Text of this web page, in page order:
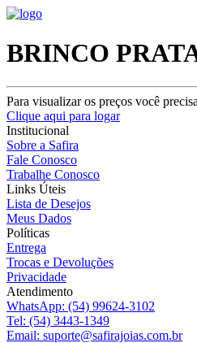
BRINCO
Para visualizar os preços você
Clique aqui para logar
Institucional
Sobre a Safira
Fale Conosco
Trabalhe Conosco
Links Úteis
Lista de Desejos
Meus Dados
Políticas
Entrega
Trocas e Devoluções
Privacidade
Atendimento
WhatsApp: (54) 99624-3102
Tel: (54) 3443-1349
Email: suporte@safirajoias.com.br